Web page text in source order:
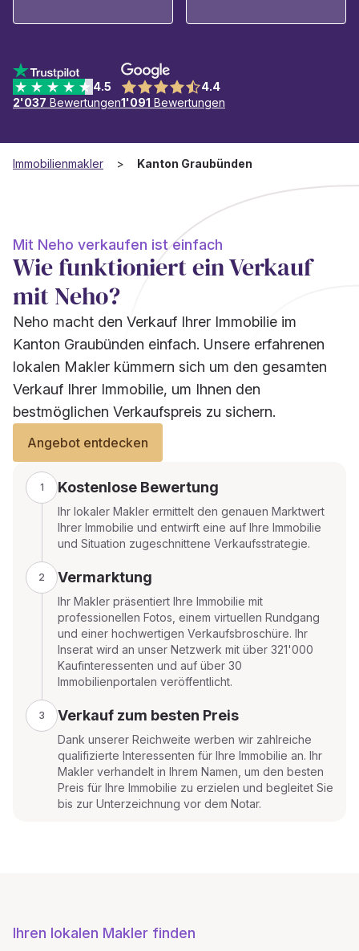
4.5
2'037 Bewertungen
4.4
1'091 Bewertungen
Immobilienmakler Kanton Graubünden
Mit Neho verkaufen ist einfach
Wie funktioniert ein Verkauf
mit Neho?
Neho macht den Verkauf Ihrer Immobilie im
Kanton Graubünden einfach. Unsere erfahrenen
lokalen Makler kümmern sich um den gesamten
Verkauf Ihrer Immobilie, um Ihnen den
bestmöglichen Verkaufspreis zu sichern.
Angebot entdecken
1 Kostenlose Bewertung
Ihr lokaler Makler ermittelt den genauen Marktwert
Ihrer Immobilie und entwirft eine auf Ihre Immobilie
und Situation zugeschnittene Verkaufsstrategie.
2 Vermarktung
Ihr Makler präsentiert Ihre Immobilie mit
professionellen Fotos, einem virtuellen Rundgang
und einer hochwertigen Verkaufsbroschüre. Ihr
Inserat wird an unser Netzwerk mit über 321'000
Kaufinteressenten und auf über 30
Immobilienportalen veröffentlicht.
3 Verkauf zum besten Preis
Dank unserer Reichweite werben wir zahlreiche
qualifizierte Interessenten für Ihre Immobilie an. Ihr
Makler verhandelt in Ihrem Namen, um den besten
Preis für Ihre Immobilie zu erzielen und begleitet Sie
bis zur Unterzeichnung vor dem Notar.
Ihren lokalen Makler finden